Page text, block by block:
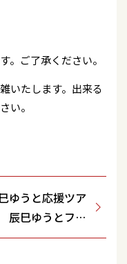
。ご了承ください。
いたします。出来る
い。
ゆうと応援ツア
巳ゆうとフェ
ィバルin沖縄